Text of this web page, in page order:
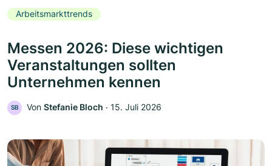
Arbeitsmarkttrends
Messen 2026: Diese wichtigen
Veranstaltungen sollten
Unternehmen kennen
SB Von Stefanie Bloch ‧ 15. Juli 2026